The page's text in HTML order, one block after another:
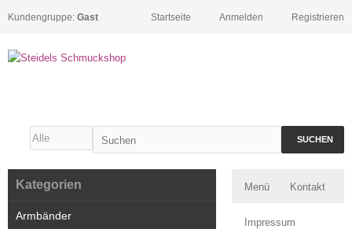
Kundengruppe: Gast Registrieren
Anmelden
Startseite
SUCHEN
Menü Kontakt
Impressum
Kategorien
Armbänder